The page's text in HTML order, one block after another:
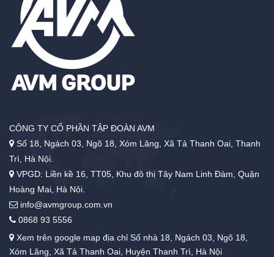
CÔNG TY CỔ PHẦN TẬP ĐOÀN AVM
Số 18, Ngách 03, Ngõ 18, Xóm Lăng, Xã Tả Thanh Oai, Thanh
Trì, Hà Nội.
VPGD: Liền kề 16, TT05, Khu đô thị Tây Nam Linh Đàm, Quận
Hoàng Mai, Hà Nội.
info@avmgroup.com.vn
0868 93 5556
Xem trên google map địa chỉ Số nhà 18, Ngách 03, Ngõ 18,
Xóm Lăng, Xã Tả Thanh Oai, Huyện Thanh Trì, Hà Nội